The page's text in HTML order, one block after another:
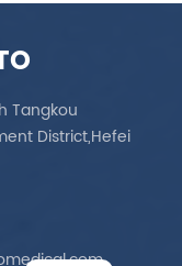
Tangkou
District,Hefei